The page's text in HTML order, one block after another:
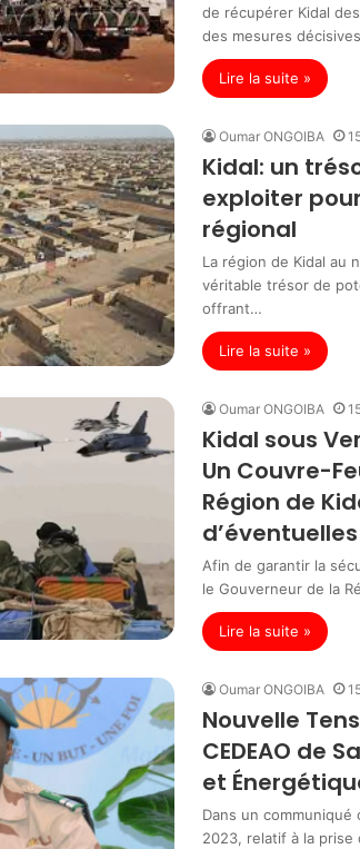
de récupérer Kidal
des mesures
Lire la suite »
Oumar ONGOIBA
Kidal: un
exploiter
régional
La région de Kidal au
véritable trésor de
offrant…
Lire la suite »
Oumar ONGOIBA
Kidal sous
Un Couvre-
Région de
Afin de garantir la
le Gouverneur de la
Lire la suite »
Oumar ONGOIBA
Nouvelle
CEDEAO de
et
Dans un
2023, relatif à la prise